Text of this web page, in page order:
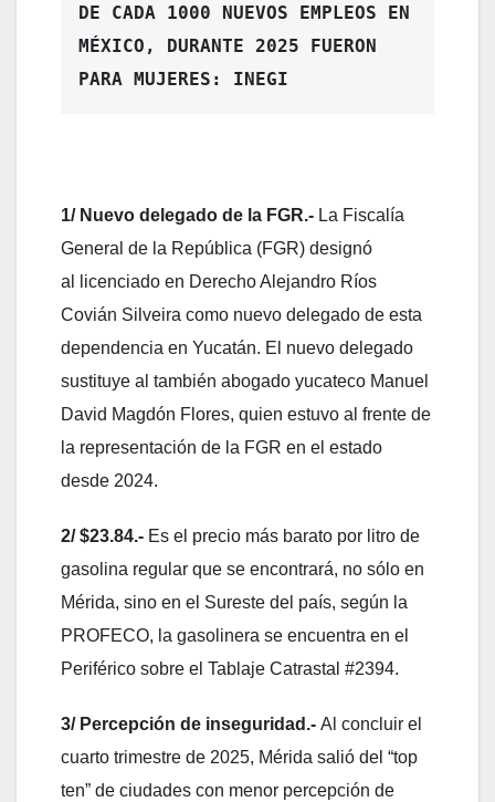
DE CADA 1000 NUEVOS EMPLEOS EN
MÉXICO, DURANTE 2025 FUERON
PARA MUJERES: INEGI
1/ Nuevo delegado de la FGR.- La Fiscalía
General de la República (FGR) designó
al licenciado en Derecho Alejandro Ríos
Covián Silveira como nuevo delegado de esta
dependencia en Yucatán. El nuevo delegado
sustituye al también abogado yucateco Manuel
David Magdón Flores, quien estuvo al frente de
la representación de la FGR en el estado
desde 2024.
2/ $23.84.- Es el precio más barato por litro de
gasolina regular que se encontrará, no sólo en
Mérida, sino en el Sureste del país, según la
PROFECO, la gasolinera se encuentra en el
Periférico sobre el Tablaje Catrastal #2394.
3/ Percepción de inseguridad.- Al concluir el
cuarto trimestre de 2025, Mérida salió del “top
ten” de ciudades con menor percepción de